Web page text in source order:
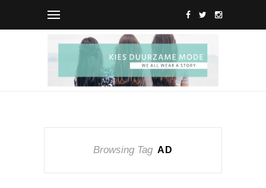
Browsing Tag AD